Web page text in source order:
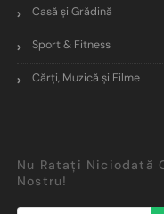
Casă și Grădină
Sport & Fitness
Cărți, Muzică și Filme
Nu Ratați Niciodată
Nostru!